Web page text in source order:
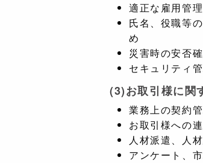
適正な雇用管
氏名、役職等
め
災害時の安否
セキュリティ
(3)お取引様に関
業務上の契約
お取引様への
人材派遣、人
アンケート、